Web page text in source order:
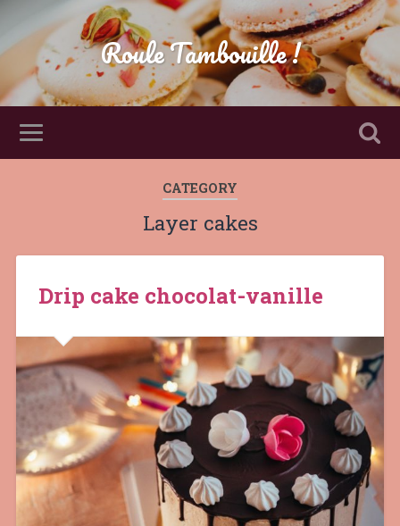
Roule Tambouille !
CATEGORY
Layer cakes
Drip cake chocolat-vanille